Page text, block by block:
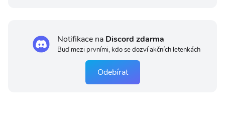
Notifikace na Discord zdarma
Buď mezi prvními, kdo se dozví akčních letenkách
Odebírat